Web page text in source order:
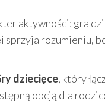
aktywności: gra
rozumieniu,
dziecięce, który
opcją dla